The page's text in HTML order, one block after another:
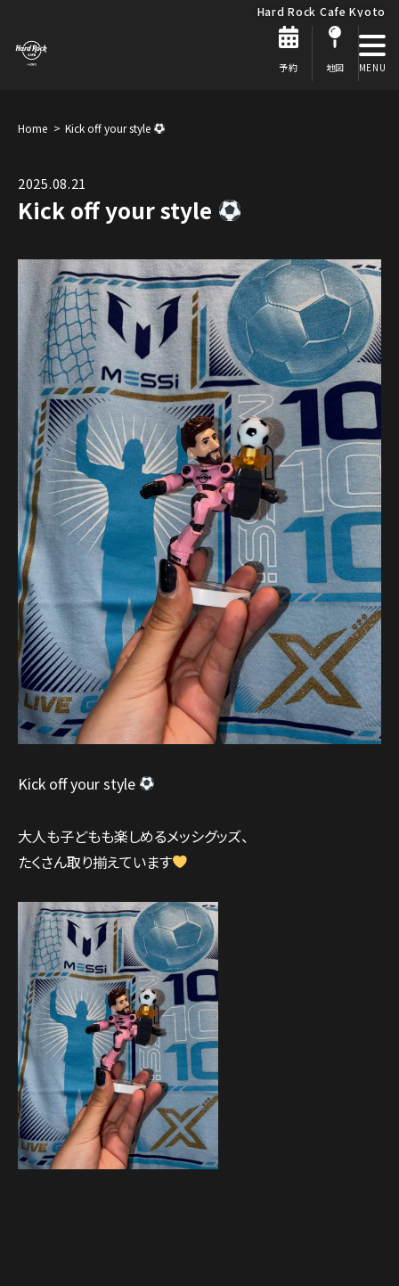
Hard Rock Cafe Kyoto
予約 地図
Home Kick off your style
2025.08.21
Kick off your style
Kick off your style
大人も子どもも楽しめるメッシグッズ、
たくさん取り揃えています